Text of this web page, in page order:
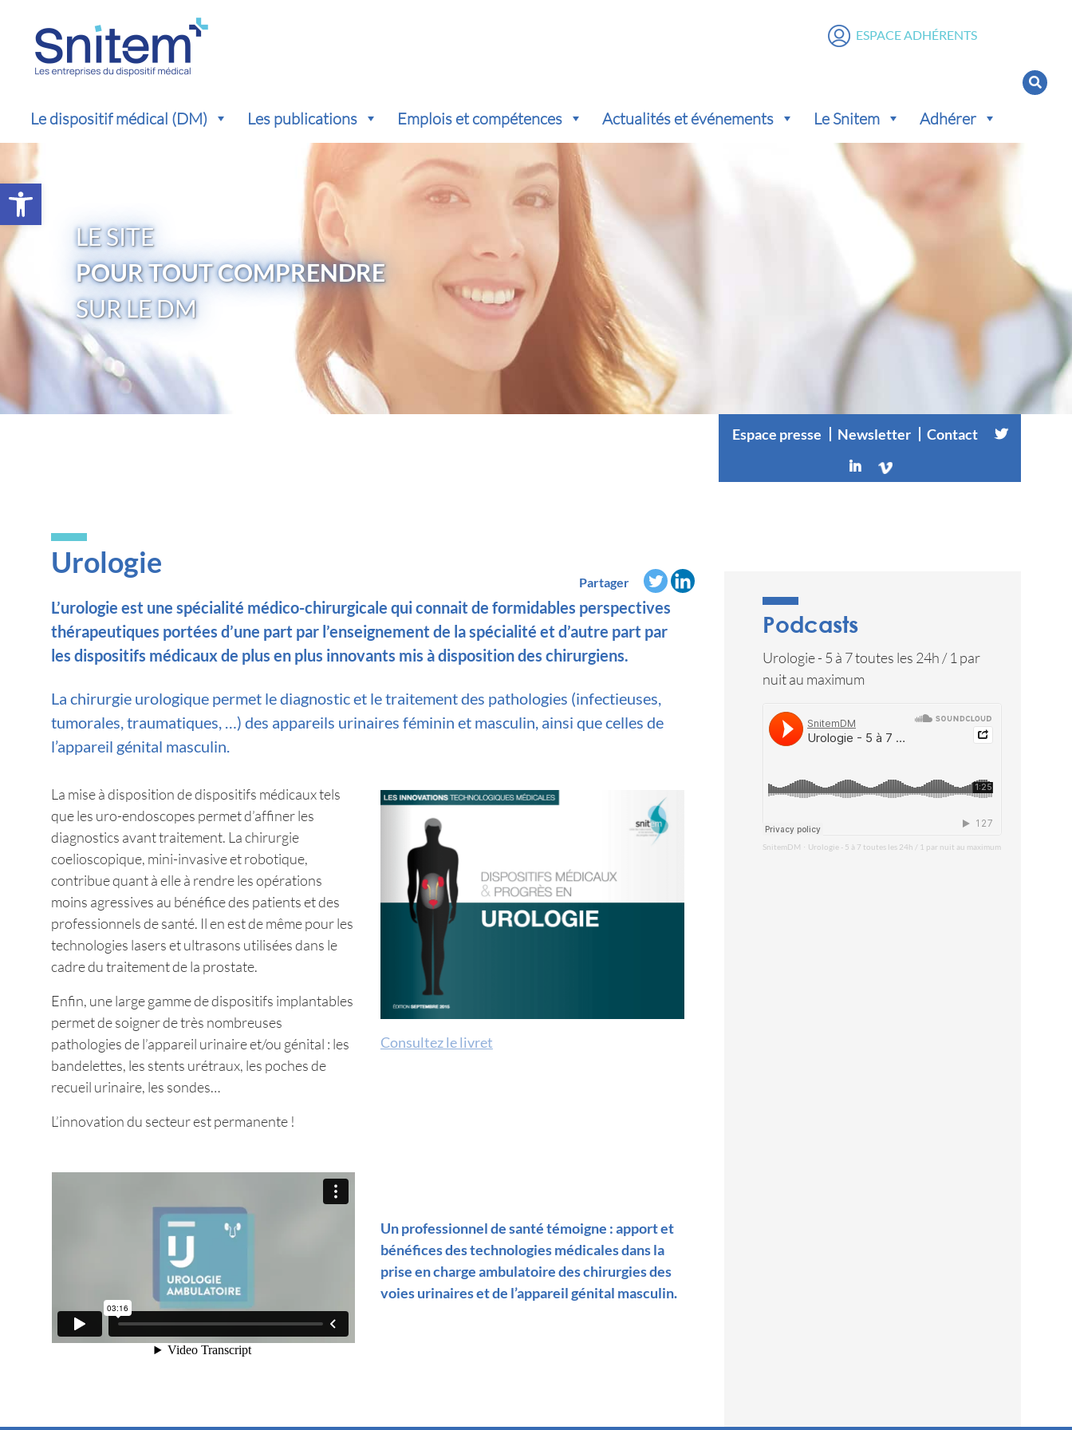
Ouvrir la barre d’outils
Le dispositif médical (DM) Les publications Emplois et compétences Actualités et événements Le Snitem Adhérer
ESPACE ADHÉRENTS
LE SITE
POUR TOUT COMPRENDRE
SUR LE DM
Espace presse Newsletter Contact
Urologie
Partager
L’urologie est une spécialité médico-chirurgicale qui connait de formidables perspectives
thérapeutiques portées d’une part par l’enseignement de la spécialité et d’autre part par
les dispositifs médicaux de plus en plus innovants mis à disposition des chirurgiens.
La chirurgie urologique permet le diagnostic et le traitement des pathologies (infectieuses,
tumorales, traumatiques, …) des appareils urinaires féminin et masculin, ainsi que celles de
l’appareil génital masculin.
La mise à disposition de dispositifs médicaux tels
que les uro-endoscopes permet d’affiner les
diagnostics avant traitement. La chirurgie
coelioscopique, mini-invasive et robotique,
contribue quant à elle à rendre les opérations
moins agressives au bénéfice des patients et des
professionnels de santé. Il en est de même pour les
technologies lasers et ultrasons utilisées dans le
cadre du traitement de la prostate.
Enfin, une large gamme de dispositifs implantables
permet de soigner de très nombreuses
pathologies de l’appareil urinaire et/ou génital : les
bandelettes, les stents urétraux, les poches de
recueil urinaire, les sondes…
L’innovation du secteur est permanente !
Consultez le livret
Un professionnel de santé témoigne : apport et
bénéfices des technologies médicales dans la
prise en charge ambulatoire des chirurgies des
voies urinaires et de l’appareil génital masculin.
Podcasts
Urologie - 5 à 7 toutes les 24h / 1 par
nuit au maximum
SnitemDM · Urologie - 5 à 7 toutes les 24h / 1 par nuit au maximum